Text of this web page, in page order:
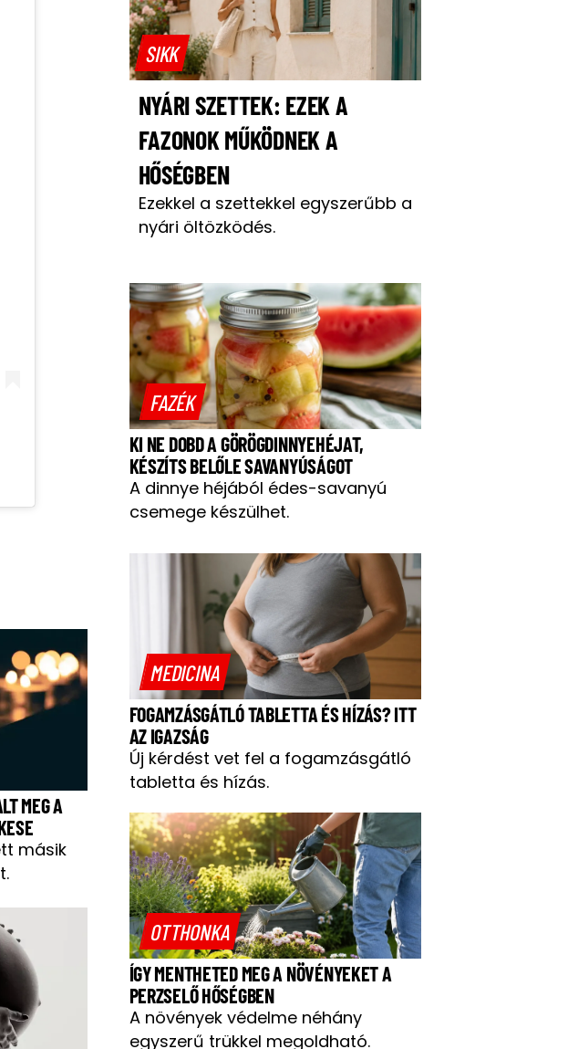
MEG A
másik
SIKK
NYÁRI SZETTEK: EZEK A
FAZONOK MŰKÖDNEK A
HŐSÉGBEN
Ezekkel a szettekkel egyszerűbb a
nyári öltözködés.
FAZÉK
KI NE DOBD A GÖRÖGDINNYEHÉJAT,
KÉSZÍTS BELŐLE SAVANYÚSÁGOT
A dinnye héjából édes-savanyú
csemege készülhet.
MEDICINA
FOGAMZÁSGÁTLÓ TABLETTA ÉS HÍZÁS? ITT
AZ IGAZSÁG
Új kérdést vet fel a fogamzásgátló
tabletta és hízás.
OTTHONKA
ÍGY MENTHETED MEG A NÖVÉNYEKET A
PERZSELŐ HŐSÉGBEN
A növények védelme néhány
egyszerű trükkel megoldható.